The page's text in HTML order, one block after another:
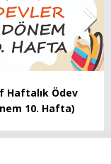
Haftalık Ödev
10. Hafta)